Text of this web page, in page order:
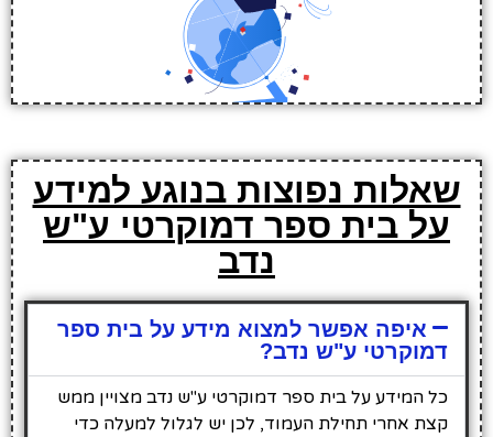
שאלות נפוצות בנוגע למידע
על בית ספר דמוקרטי ע"ש
נדב
איפה אפשר למצוא מידע על בית ספר
דמוקרטי ע"ש נדב?
כל המידע על בית ספר דמוקרטי ע"ש נדב מצויין ממש
קצת אחרי תחילת העמוד, לכן יש לגלול למעלה כדי